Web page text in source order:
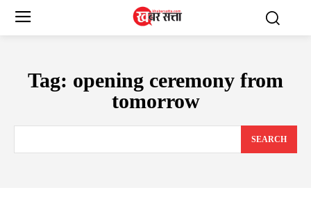
Tag: opening ceremony from
tomorrow
SEARCH